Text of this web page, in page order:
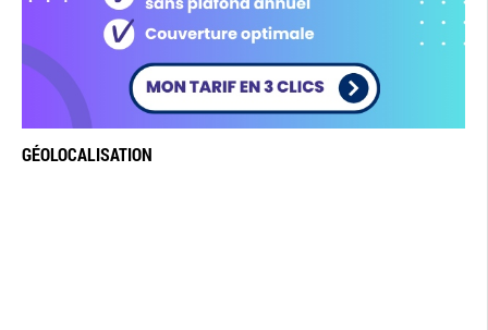
GÉOLOCALISATION